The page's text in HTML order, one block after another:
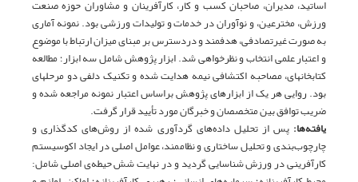
اساتید، مدیران، صاحبان کسب و کار، کارآفرینان و مشاوران حوزه صنعت
ورزش، مخترعین، و نوآوران در خدمات و تولیدات ورزشی بود. نمونه آماری
به صورت غیرتصادفی، هدفمند و دردسترس بر مبنای میزان ارتباط با موضوع
و اعتبار علمی انتخاب و نظرخواهی شد. ابزار پژوهش شامل سه ابزار؛ مطالعه
کتابخانه­ای، مصاحبه اکتشافی نیمه هدایت شده و تکنیک دلفی دو مرحله­ای
بود. روایی هر یک از ابزارهای پژوهش براساس اعتبار نمونه مراجعه شده و
ضریب توافق بین متخصصان و خبرگان مورد تأیید قرار گرفت.
یافته‌ها: پس از تحلیل داده‌های گردآوری شده از روش‌های کدگذاری و
چارچوب‌بندی و تحلیل ساختاری و نظا‌م‎مند، عوامل اصلی در ایجاد اکوسیستم
کارآفرینی در ورزش شناسایی گردید و در نهایت شش حیطه‌ی اصلی شامل: